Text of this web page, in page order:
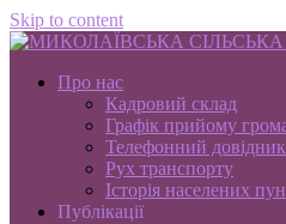
Skip to content
Про нас
Кадровий склад
Графік прийому
Телефонний довідник
Рух транспорту
Історія населених
Публікації